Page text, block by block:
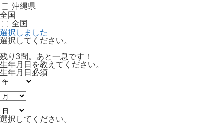
沖縄県
全国
全国
選択しました
選択してください。
残り3問。あと一息です！
生年月日を教えてください。
生年月日 必須
選択してください。